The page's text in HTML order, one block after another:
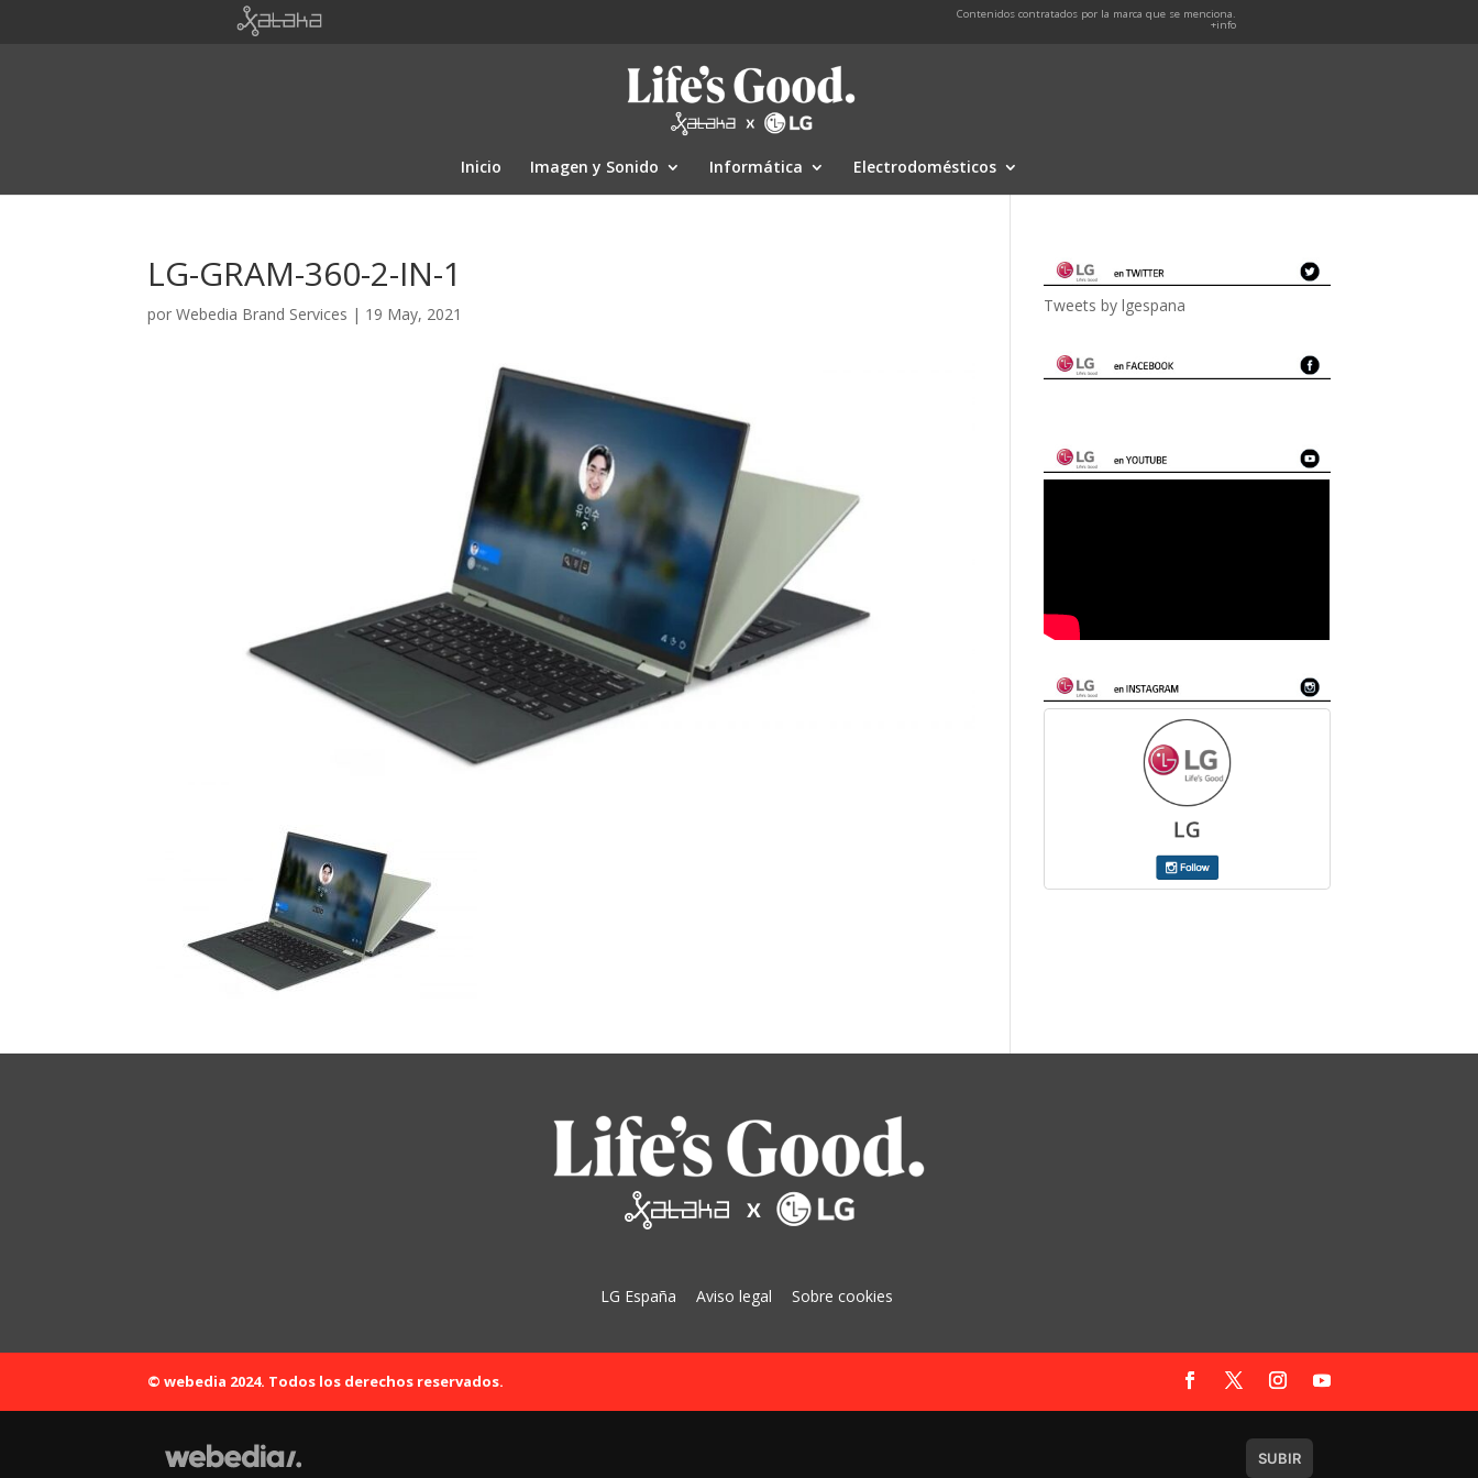
Contenidos contratados por la marca que se menciona.
+info
Inicio Imagen y Sonido Informática Electrodomésticos
LG-GRAM-360-2-IN-1
porWebedia Brand Services | 19 May, 2021 Tweets by lgespana
LG España Aviso legal Sobre cookies
© webedia 2024. Todos los derechos reservados.
SUBIR